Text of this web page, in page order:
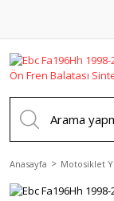
Anasayfa Motosiklet